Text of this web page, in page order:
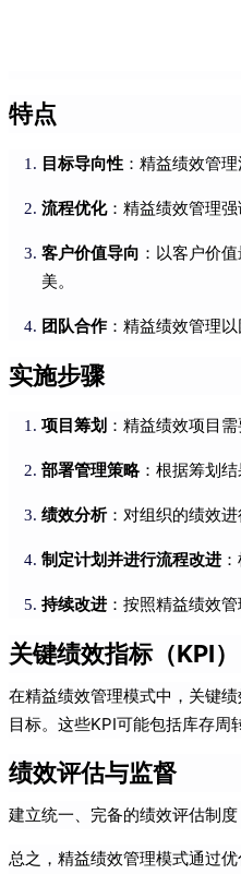
特点
目标导向性 ：精益绩效管
流程优化：精益绩效管理
客户价值导向 ：以客户价
美。
团队合作 ：精益绩效管理
实施步骤
项目筹划 ：精益绩效项目
部署管理策略 ：根据筹划
绩效分析：对组织的绩效进
制定计划并进行流程改进
持续改进 ：按照精益绩效
关键绩效指标（KPI）
在精益绩效管理模式中，关键
目标。这些KPI可能包括库存周
绩效评估与监督
建立统一、完备的绩效评估制
总之，精益绩效管理模式通过